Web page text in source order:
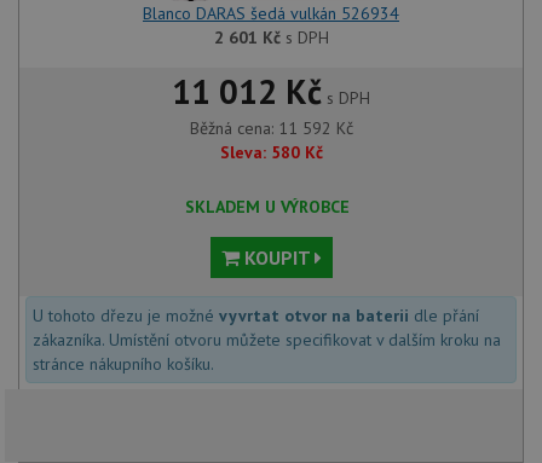
Blanco DARAS šedá vulkán 526934
2 601 Kčs DPH
11 012 Kč s DPH
Běžná cena: 11 592 Kč
Sleva: 580 Kč
SKLADEM U VÝROBCE
KOUPIT
U tohoto dřezu je možné vyvrtat otvor na baterii dle přání
zákazníka. Umístění otvoru můžete specifikovat v dalším kroku na
stránce nákupního košíku.